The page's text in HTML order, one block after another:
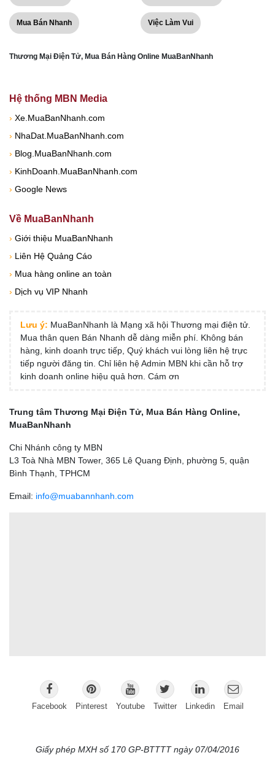
Mua Bán Nhanh Việc Làm Vui
Thương Mại Điện Tử, Mua Bán Hàng Online MuaBanNhanh
Hệ thống MBN Media
› Xe.MuaBanNhanh.com
› NhaDat.MuaBanNhanh.com
› Blog.MuaBanNhanh.com
› KinhDoanh.MuaBanNhanh.com
› Google News
Về MuaBanNhanh
› Giới thiệu MuaBanNhanh
› Liên Hệ Quảng Cáo
› Mua hàng online an toàn
› Dịch vụ VIP Nhanh
Lưu ý: MuaBanNhanh là Mạng xã hội Thương mại điện tử.
Mua thân quen Bán Nhanh dễ dàng miễn phí. Không bán
hàng, kinh doanh trực tiếp, Quý khách vui lòng liên hệ trực
tiếp người đăng tin. Chỉ liên hệ Admin MBN khi cần hỗ trợ
kinh doanh online hiệu quả hơn. Cám ơn
Trung tâm Thương Mại Điện Tử, Mua Bán Hàng Online,
MuaBanNhanh
Chi Nhánh công ty MBN
L3 Toà Nhà MBN Tower, 365 Lê Quang Định, phường 5, quận
Bình Thạnh, TPHCM
Email: info@muabannhanh.com
Facebook Pinterest Youtube Twitter Linkedin Email
Giấy phép MXH số 170 GP-BTTTT ngày 07/04/2016